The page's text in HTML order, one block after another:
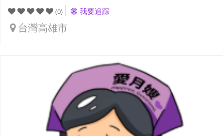
(0) 我要追踪
台灣高雄市